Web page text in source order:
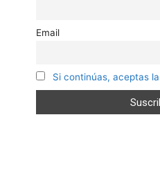
Email
Si continúas, aceptas